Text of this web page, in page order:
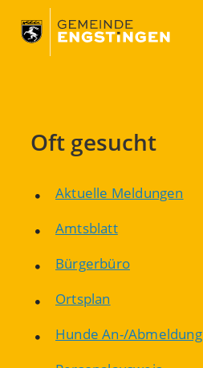
Oft gesucht
Aktuelle Meldungen
Amtsblatt
Bürgerbüro
Ortsplan
Hunde An-/Abmeldung